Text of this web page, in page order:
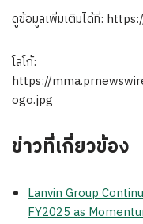
ดูข้อมูลเพิ่มเติมได้ที่:
โลโก้:
https://
ogo.jpg
ข่าวที่เกี่ยวข้อง
Lanvin Group
FY2025 as